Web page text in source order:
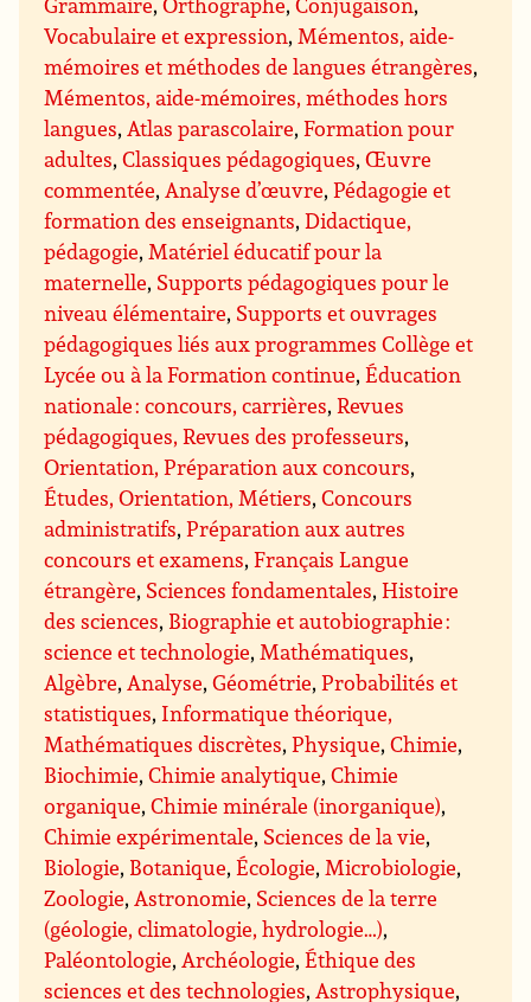
Vocabulaire et expression, Mémentos, aide-
mémoires et méthodes de langues étrangères,
Mémentos, aide-mémoires, méthodes hors
langues, Atlas parascolaire,Formation pour
adultes,Classiques pédagogiques,Œuvre
commentée, Analyse d’œuvre,Pédagogie et
formation des enseignants,Didactique,
pédagogie, Matériel éducatif pour la
maternelle, Supports pédagogiques pour le
niveau élémentaire, Supports et ouvrages
pédagogiques liés aux programmes Collège et
Lycée ou à la Formation continue,Éducation
nationale : concours, carrières,Revues
pédagogiques, Revues des professeurs,
Orientation, Préparation aux concours,
Études, Orientation, Métiers,Concours
administratifs,Préparation aux autres
concours et examens,Français Langue
étrangère, Sciences fondamentales,Histoire
des sciences, Biographie et autobiographie :
science et technologie, Mathématiques,
Algèbre, Analyse,Géométrie,Probabilités et
statistiques, Informatique théorique,
Mathématiques discrètes,Physique,Chimie,
Biochimie,Chimie analytique,Chimie
organique,Chimie minérale (inorganique),
Chimie expérimentale, Sciences de la vie,
Biologie, Botanique,Écologie, Microbiologie,
Zoologie, Astronomie, Sciences de la terre
(géologie, climatologie, hydrologie…),
Paléontologie, Archéologie,Éthique des
sciences et des technologies, Astrophysique,